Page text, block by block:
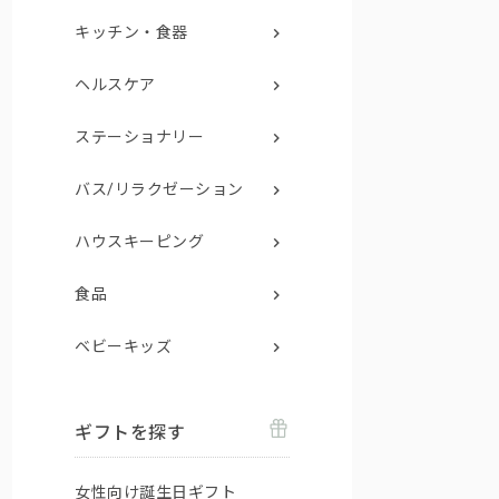
キッチン・食器
ヘルスケア
ステーショナリー
バス/リラクゼーション
ハウスキーピング
食品
ベビーキッズ
ギフトを探す
女性向け誕生日ギフト